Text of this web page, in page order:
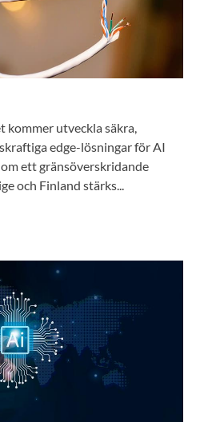
kommer utveckla säkra,
edge-lösningar för AI
ett gränsöverskridande
och Finland stärks...